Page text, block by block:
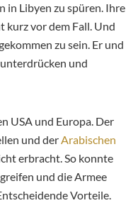
in Libyen zu spüren. Ihre
kurz vor dem Fall. Und
zu sein. Er und
und
USA und Europa. Der
und derArabischen
erbracht. So konnte
und die Armee
Vorteile.